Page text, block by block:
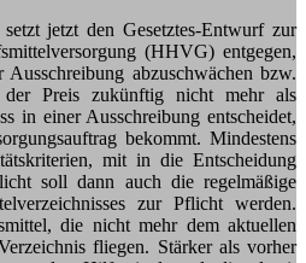
jetzt den Gesetztes-Entwurf zur
(HHVG) entgegen,
abzuschwächen bzw.
der Preis zukünftig nicht mehr als
in einer Ausschreibung entscheidet,
bekommt. Mindestens
mit in die Entscheidung
soll dann auch die regelmäßige
zur Pflicht werden.
die nicht mehr dem aktuellen
fliegen. Stärker als vorher